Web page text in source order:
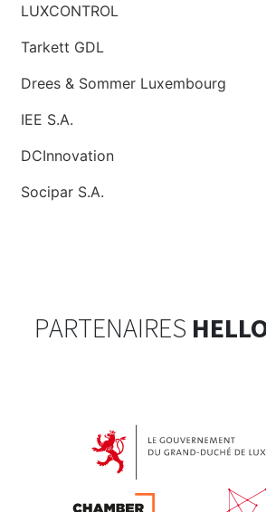
LUXCONTROL
Tarkett GDL
Drees & Sommer Luxembourg
IEE S.A.
DCInnovation
Socipar S.A.
PARTENAIRES